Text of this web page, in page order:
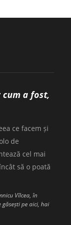
a fost,
ce facem și
de
cel mai
să o poată
Vîlcea, în
pe aici, hai